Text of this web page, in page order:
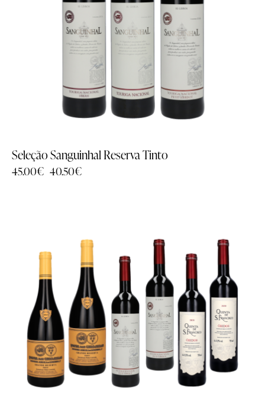
Seleção Sanguinhal Reserva Tinto
45.00€ 40.50€
Família
Família